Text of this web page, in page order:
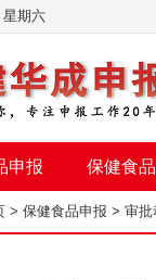
星期六
申报 保健食
> 保健食品申报 > 审批